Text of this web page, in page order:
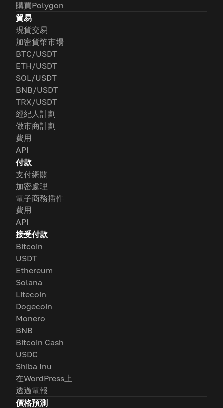
購買Polygon
貿易
現貨交易
加密貨幣市場
BTC/USDT
ETH/USDT
SOL/USDT
BNB/USDT
TRX/USDT
經紀人計劃
做市商計劃
費用
API
付款
支付網關
加密處理
電子商務插件
費用
API
接受付款
Bitcoin
USDT
Ethereum
Solana
Litecoin
Dogecoin
Monero
BNB
Bitcoin Cash
USDC
Shiba Inu
在WordPress上
透過電報
價格預測